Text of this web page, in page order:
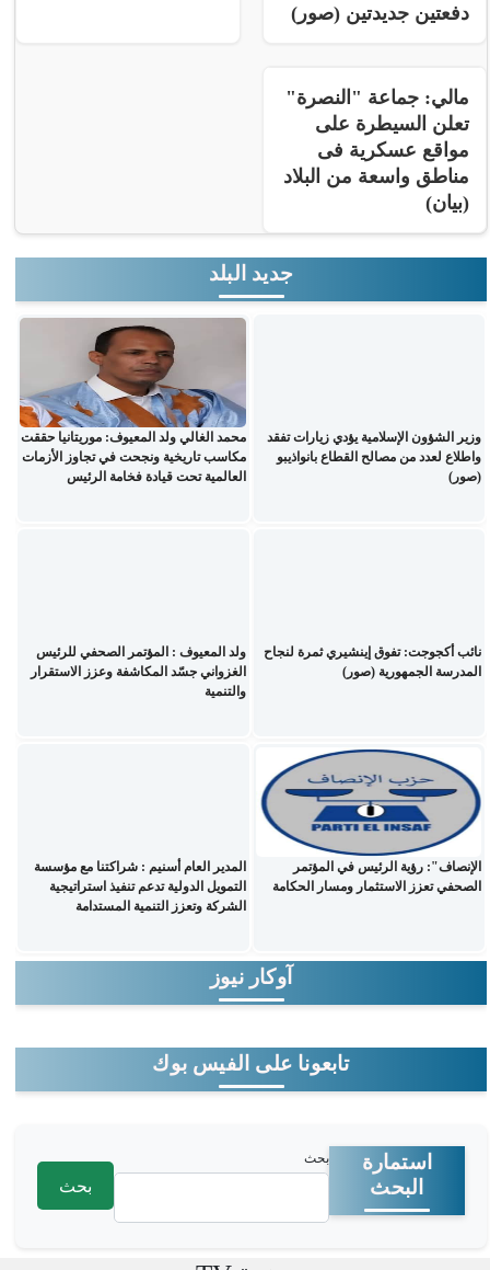
دفعتين جديدتين (صور)
مالي: جماعة "النصرة"
تعلن السيطرة على
مواقع عسكرية فى
مناطق واسعة من البلاد
(بيان)
جديد البلد
وزير الشؤون الإسلامية يؤدي زيارات تفقد
واطلاع لعدد من مصالح القطاع بانواذيبو
(صور)
محمد الغالي ولد المعيوف: موريتانيا حققت
مكاسب تاريخية ونجحت في تجاوز الأزمات
العالمية تحت قيادة فخامة الرئيس
نائب أكجوجت: تفوق إينشيري ثمرة لنجاح
المدرسة الجمهورية (صور)
ولد المعيوف : المؤتمر الصحفي للرئيس
الغزواني جسّد المكاشفة وعزز الاستقرار
والتنمية
الإنصاف": رؤية الرئيس في المؤتمر
الصحفي تعزز الاستثمار ومسار الحكامة
المدير العام أسنيم : شراكتنا مع مؤسسة
التمويل الدولية تدعم تنفيذ استراتيجية
الشركة وتعزز التنمية المستدامة
آوكار نيوز
تابعونا على الفيس بوك
استمارة
البحث
‏بحث ‏